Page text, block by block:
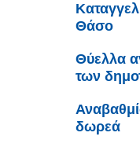
Θάσο
Θύελλα
των
δωρεά